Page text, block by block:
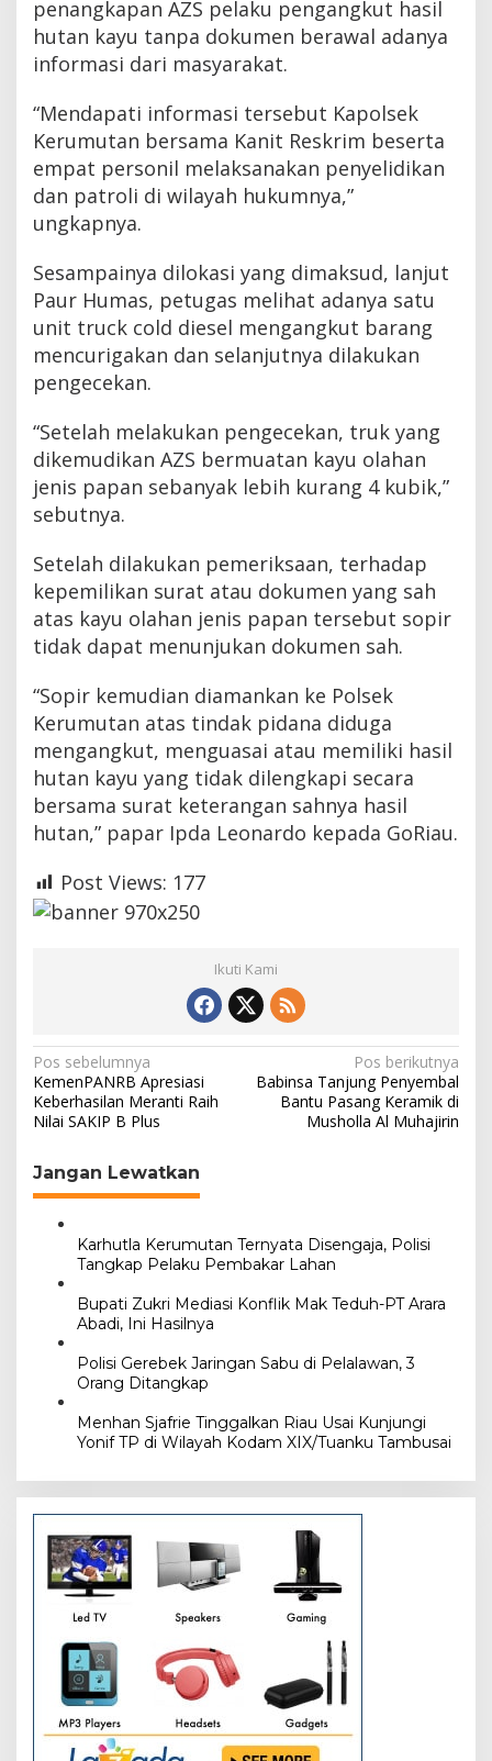
n
k
n
i
P
e
l
a
a
penangkapan AZS pelaku pengangkut hasil
hutan kayu tanpa dokumen berawal adanya
informasi dari masyarakat.
“Mendapati informasi tersebut Kapolsek
Kerumutan bersama Kanit Reskrim beserta
empat personil melaksanakan penyelidikan
dan patroli di wilayah hukumnya,”
ungkapnya.
Sesampainya dilokasi yang dimaksud, lanjut
Paur Humas, petugas melihat adanya satu
unit truck cold diesel mengangkut barang
mencurigakan dan selanjutnya dilakukan
pengecekan.
“Setelah melakukan pengecekan, truk yang
dikemudikan AZS bermuatan kayu olahan
jenis papan sebanyak lebih kurang 4 kubik,”
sebutnya.
Setelah dilakukan pemeriksaan, terhadap
kepemilikan surat atau dokumen yang sah
atas kayu olahan jenis papan tersebut sopir
tidak dapat menunjukan dokumen sah.
“Sopir kemudian diamankan ke Polsek
Kerumutan atas tindak pidana diduga
mengangkut, menguasai atau memiliki hasil
hutan kayu yang tidak dilengkapi secara
bersama surat keterangan sahnya hasil
hutan,” papar Ipda Leonardo kepada GoRiau.
Post Views: 177
Ikuti Kami
N
a
v
i
g
Pos sebelumnya
KemenPANRB Apresiasi
Keberhasilan Meranti Raih
Nilai SAKIP B Plus
Pos berikutnya
Babinsa Tanjung Penyembal
Bantu Pasang Keramik di
Musholla Al Muhajirin
Jangan Lewatkan
Karhutla Kerumutan Ternyata Disengaja, Polisi
Tangkap Pelaku Pembakar Lahan
Bupati Zukri Mediasi Konflik Mak Teduh-PT Arara
Abadi, Ini Hasilnya
Polisi Gerebek Jaringan Sabu di Pelalawan, 3
Orang Ditangkap
Menhan Sjafrie Tinggalkan Riau Usai Kunjungi
Yonif TP di Wilayah Kodam XIX/Tuanku Tambusai